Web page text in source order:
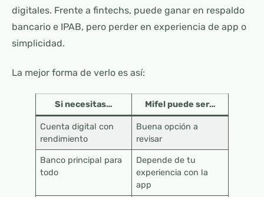
digitales. Frente a fintechs, puede ganar en respaldo
bancario e IPAB, pero perder en experiencia de app o
simplicidad.
La mejor forma de verlo es así:
Si necesitas… Mifel puede ser…
Cuenta digital con
rendimiento
Buena opción a
revisar
Banco principal para
todo
Depende de tu
experiencia con la
app